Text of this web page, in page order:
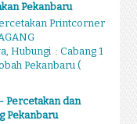
Pekanbaru
Printcorner
Hubungi : Cabang 1
Pekanbaru (
Percetakan dan
Pekanbaru